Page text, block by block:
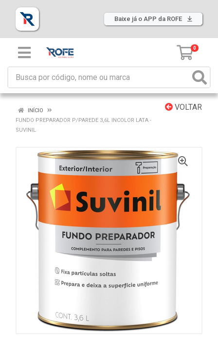
Baixe já o APP da ROFE
0
VOLTAR
INÍCIO
FUNDO PREPARADOR P/PAREDE 3,6L INCOLOR LATA -
SUVINIL